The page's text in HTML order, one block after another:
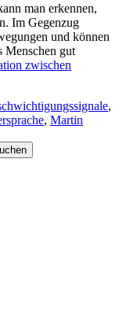
man erkennen,
Im Gegenzug
und können
Menschen gut
zwischen
,
, Martin